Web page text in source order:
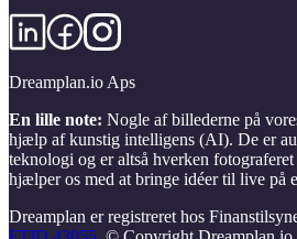
Dreamplan.io Aps
En lille note: Nogle af billederne på
hjælp af kunstig intelligens (AI). De er
teknologi og er altså hverken
hjælper os med at bringe idéer til live på
Dreamplan er registreret hos